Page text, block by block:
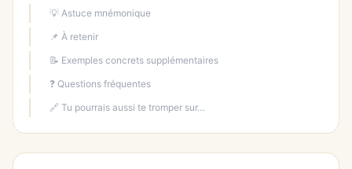
💡 Astuce mnémonique
📌 À retenir
📝 Exemples concrets supplémentaires
❓ Questions fréquentes
🔗 Tu pourrais aussi te tromper sur…